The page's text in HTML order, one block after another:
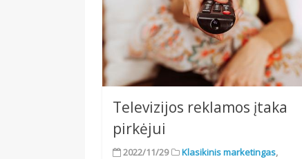
Televizijos reklamos įtaka
pirkėjui
2022/11/29 Klasikinis marketingas,